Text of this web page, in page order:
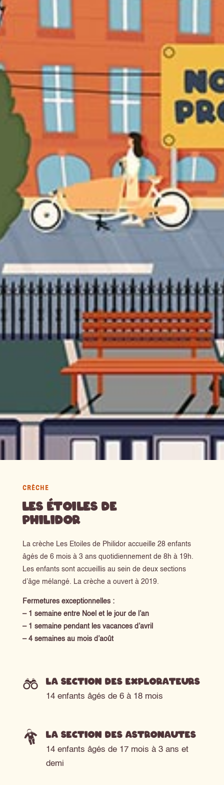
CRÈCHE
Les Étoiles de
Philidor
La crèche Les Etoiles de Philidor accueille 28 enfants
âgés de 6 mois à 3 ans quotidiennement de 8h à 19h.
Les enfants sont accueillis au sein de deux sections
d’âge mélangé. La crèche a ouvert à 2019.
Fermetures exceptionnelles :
– 1 semaine entre Noel et le jour de l’an
– 1 semaine pendant les vacances d’avril
– 4 semaines au mois d’août
La section des explorateurs
14 enfants âgés de 6 à 18 mois
La section des astronautes
14 enfants âgés de 17 mois à 3 ans et
demi